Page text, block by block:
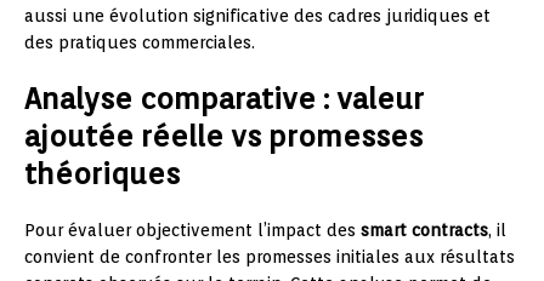
aussi une évolution significative des cadres juridiques et
des pratiques commerciales.
Analyse comparative : valeur
ajoutée réelle vs promesses
théoriques
Pour évaluer objectivement l’impact des smart contracts, il
convient de confronter les promesses initiales aux résultats